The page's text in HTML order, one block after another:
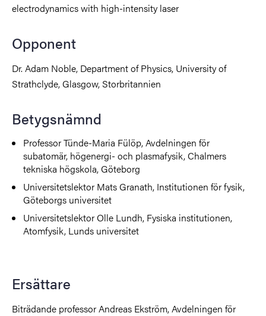
electrodynamics with high-intensity laser
Opponent
Dr. Adam Noble, Department of Physics, University of
Strathclyde, Glasgow, Storbritannien
Betygsnämnd
Professor Tünde-Maria Fülöp, Avdelningen för
subatomär, högenergi- och plasmafysik, Chalmers
tekniska högskola, Göteborg
Universitetslektor Mats Granath, Institutionen för fysik,
Göteborgs universitet
Universitetslektor Olle Lundh, Fysiska institutionen,
Atomfysik, Lunds universitet
Ersättare
Biträdande professor Andreas Ekström, Avdelningen för